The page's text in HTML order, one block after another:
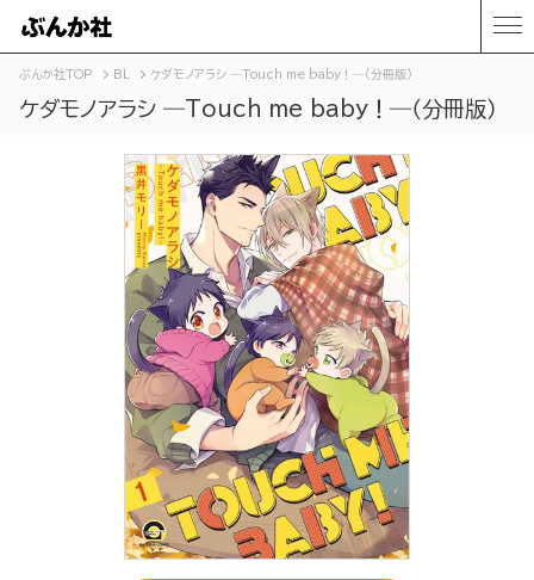
ぶんか社TOP BL ケダモノアラシ ―Touch me baby！―（分冊版）
ケダモノアラシ ―Touch me baby！―（分冊版）